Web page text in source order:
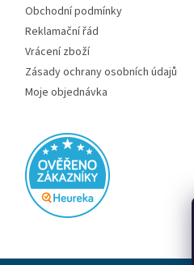
Obchodní podmínky
Reklamační řád
Vrácení zboží
Zásady ochrany osobních údajů
Moje objednávka